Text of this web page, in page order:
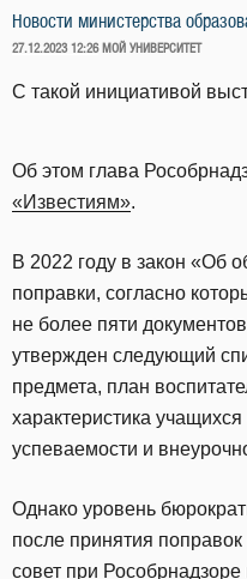
Новости министерства
ОПУБЛИКОВАНО
27.12.2023 12:26 МОЙ УНИВЕРСИТЕТ
С такой инициативой
Об этом глава
«Известиям».
В 2022 году в закон «Об
поправки, согласно
не более пяти
утвержден следующий
предмета, план
характеристика
успеваемости и
Однако уровень
после принятия
совет при